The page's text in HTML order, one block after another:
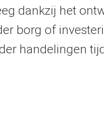
dankzij het
borg of
handelingen